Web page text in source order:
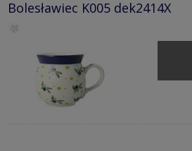
Bolesławiec K005 dek2414X